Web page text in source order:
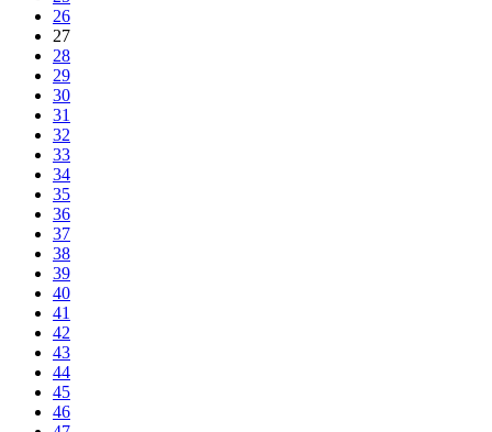
26
27
28
29
30
31
32
33
34
35
36
37
38
39
40
41
42
43
44
45
46